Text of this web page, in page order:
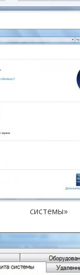
системы»